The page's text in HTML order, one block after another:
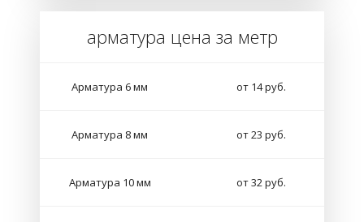
арматура цена за метр
Арматура 6 мм от 14 руб.
Арматура 8 мм от 23 руб.
Арматура 10 мм от 32 руб.